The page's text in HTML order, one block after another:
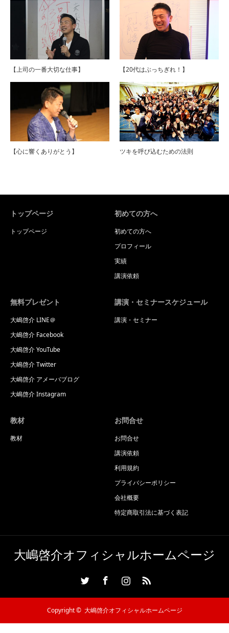
【上司の一番大切な仕事】 【20代はぶっちぎれ！】
【心に響くありがとう】 ツキを呼び込むための法則
トップページ
トップページ
初めての方へ
初めての方へ
プロフィール
実績
講演依頼
無料プレゼント
大嶋啓介 LINE＠
大嶋啓介 Facebook
大嶋啓介 YouTube
大嶋啓介 Twitter
大嶋啓介 アメーバブログ
大嶋啓介 Instagram
講演・セミナースケジュール
講演・セミナー
教材
教材
お問合せ
お問合せ
講演依頼
利用規約
プライバシーポリシー
会社概要
特定商取引法に基づく表記
大嶋啓介オフィシャルホームページ
InstagramRSS
Copyright © 大嶋啓介オフィシャルホームページ